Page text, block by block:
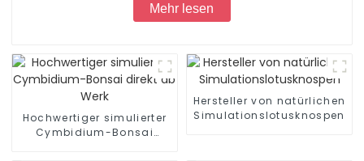
Mehr lesen
Hochwertiger simulierter
Cymbidium-Bonsai
Hersteller von natürlichen
Simulationslotusknospen